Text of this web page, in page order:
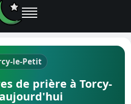
le-Petit
de prière à Torcy-